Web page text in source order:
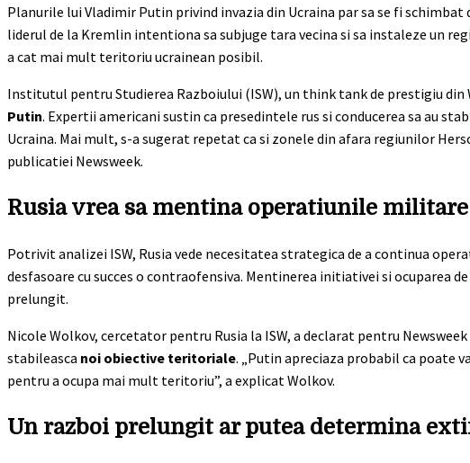
Planurile lui Vladimir Putin privind invazia din Ucraina par sa se fi
liderul de la Kremlin intentiona sa subjuge tara vecina si sa instaleze un
a cat mai mult teritoriu ucrainean posibil.
Institutul pentru Studierea Razboiului (ISW), un think tank de prestigiu
Putin. Expertii americani sustin ca presedintele rus si conducerea sa au
Ucraina. Mai mult, s-a sugerat repetat ca si zonele din afara regiunilor
publicatiei Newsweek.
Rusia vrea sa mentina operatiunile
Potrivit analizei ISW, Rusia vede necesitatea strategica de a continua
desfasoare cu succes o contraofensiva. Mentinerea initiativei si
prelungit.
Nicole Wolkov, cercetator pentru Rusia la ISW, a declarat pentru
stabileasca noi obiective teritoriale. „Putin apreciaza probabil ca poate
pentru a ocupa mai mult teritoriu”, a explicat Wolkov.
Un razboi prelungit ar putea determina